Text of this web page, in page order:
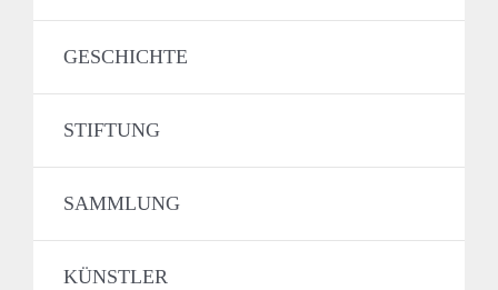
GESCHICHTE
STIFTUNG
SAMMLUNG
KÜNSTLER